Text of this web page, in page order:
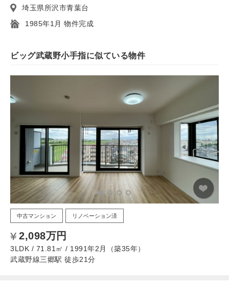
埼玉県所沢市青葉台
1985年1月 物件完成
ビッグ武蔵野小手指に似ている物件
中古マンション リノベーション済
2,098万円
3LDK / 71.81㎡ / 1991年2月（築35年）
武蔵野線三郷駅 徒歩21分